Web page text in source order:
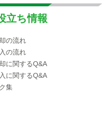
海が見渡せる一戸建て（売
物件）を募集しています！
年04月10日
島市西区|井口エリアの小中
校区域
年06月30日
立ち情報
の流れ
の流れ
に関するQ&A
に関するQ&A
集